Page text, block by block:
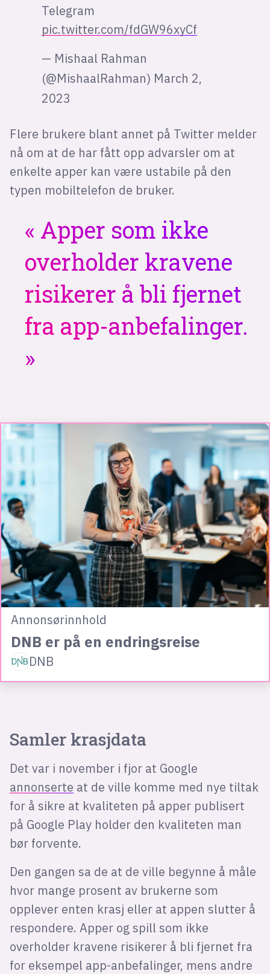
Telegram
pic.twitter.com/fdGW96xyCf
— Mishaal Rahman
(@MishaalRahman) March 2,
2023
Flere brukere blant annet på Twitter melder
nå om at de har fått opp advarsler om at
enkelte apper kan være ustabile på den
typen mobiltelefon de bruker.
Apper som ikke
overholder kravene
risikerer å bli fjernet
fra app-anbefalinger.
Annonsørinnhold
DNB er på en endringsreise
DNB
Samler krasjdata
Det var i november i fjor at Google
annonserte at de ville komme med nye tiltak
for å sikre at kvaliteten på apper publisert
på Google Play holder den kvaliteten man
bør forvente.
Den gangen sa de at de ville begynne å måle
hvor mange prosent av brukerne som
opplever enten krasj eller at appen slutter å
respondere. Apper og spill som ikke
overholder kravene risikerer å bli fjernet fra
for eksempel app-anbefalinger, mens andre